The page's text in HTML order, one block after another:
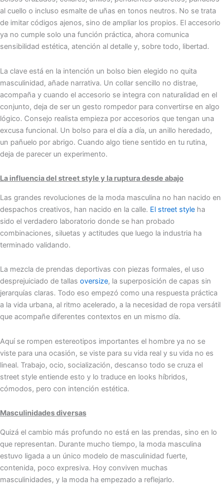
al cuello o incluso esmalte de uñas en tonos neutros. No se trata
de imitar códigos ajenos, sino de ampliar los propios. El accesorio
ya no cumple solo una función práctica, ahora comunica
sensibilidad estética, atención al detalle y, sobre todo, libertad.
La clave está en la intención un bolso bien elegido no quita
masculinidad, añade narrativa. Un collar sencillo no distrae,
acompaña y cuando el accesorio se integra con naturalidad en el
conjunto, deja de ser un gesto rompedor para convertirse en algo
lógico. Consejo realista empieza por accesorios que tengan una
excusa funcional. Un bolso para el día a día, un anillo heredado,
un pañuelo por abrigo. Cuando algo tiene sentido en tu rutina,
deja de parecer un experimento.
La influencia del street style y la ruptura desde abajo
Las grandes revoluciones de la moda masculina no han nacido en
despachos creativos, han nacido en la calle. El street style ha
sido el verdadero laboratorio donde se han probado
combinaciones, siluetas y actitudes que luego la industria ha
terminado validando.
La mezcla de prendas deportivas con piezas formales, el uso
desprejuiciado de tallas oversize, la superposición de capas sin
jerarquías claras. Todo eso empezó como una respuesta práctica
a la vida urbana, al ritmo acelerado, a la necesidad de ropa versátil
que acompañe diferentes contextos en un mismo día.
Aquí se rompen estereotipos importantes el hombre ya no se
viste para una ocasión, se viste para su vida real y su vida no es
lineal. Trabajo, ocio, socialización, descanso todo se cruza el
street style entiende esto y lo traduce en looks híbridos,
cómodos, pero con intención estética.
Masculinidades diversas
Quizá el cambio más profundo no está en las prendas, sino en lo
que representan. Durante mucho tiempo, la moda masculina
estuvo ligada a un único modelo de masculinidad fuerte,
contenida, poco expresiva. Hoy conviven muchas
masculinidades, y la moda ha empezado a reflejarlo.